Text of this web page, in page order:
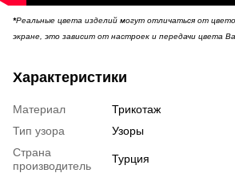
*Реальные цвета изделий могут отличаться от
экране, это зависит от настроек и передачи цвета
Характеристики
Материал
Трикотаж
Тип узора
Узоры
Страна
производитель
Турция